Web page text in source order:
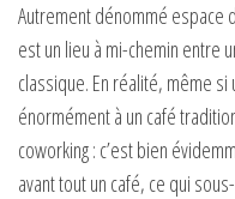
Autrement dénommé espace
est un lieu à mi-chemin entre
classique. En réalité, même
énormément à un café
coworking : c’est bien
avant tout un café, ce qui